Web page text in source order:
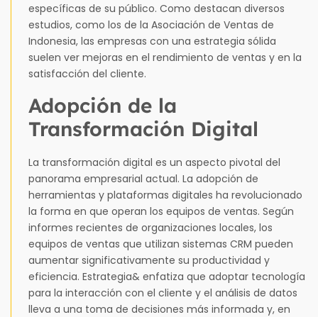
específicas de su público. Como destacan diversos
estudios, como los de la Asociación de Ventas de
Indonesia, las empresas con una estrategia sólida
suelen ver mejoras en el rendimiento de ventas y en la
satisfacción del cliente.
Adopción de la
Transformación Digital
La transformación digital es un aspecto pivotal del
panorama empresarial actual. La adopción de
herramientas y plataformas digitales ha revolucionado
la forma en que operan los equipos de ventas. Según
informes recientes de organizaciones locales, los
equipos de ventas que utilizan sistemas CRM pueden
aumentar significativamente su productividad y
eficiencia. Estrategia& enfatiza que adoptar tecnología
para la interacción con el cliente y el análisis de datos
lleva a una toma de decisiones más informada y, en